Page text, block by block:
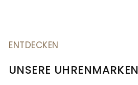
ENTDECKEN
UNSERE UHRENMARKEN